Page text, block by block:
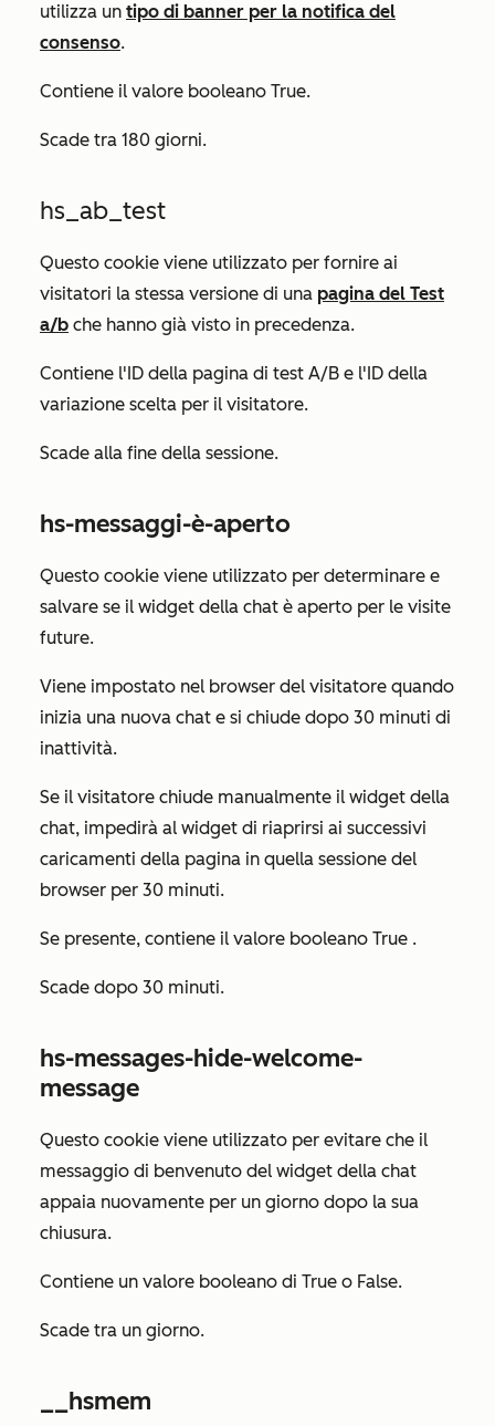
utilizza un tipo di banner per la notifica del
consenso.
Contiene il valore booleano True.
Scade tra 180 giorni.
hs_ab_test
Questo cookie viene utilizzato per fornire ai
visitatori la stessa versione di una pagina del Test
a/b che hanno già visto in precedenza.
Contiene l'ID della pagina di test A/B e l'ID della
variazione scelta per il visitatore.
Scade alla fine della sessione.
hs-messaggi-è-aperto
Questo cookie viene utilizzato per determinare e
salvare se il widget della chat è aperto per le visite
future.
Viene impostato nel browser del visitatore quando
inizia una nuova chat e si chiude dopo 30 minuti di
inattività.
Se il visitatore chiude manualmente il widget della
chat, impedirà al widget di riaprirsi ai successivi
caricamenti della pagina in quella sessione del
browser per 30 minuti.
Se presente, contiene il valore booleano True .
Scade dopo 30 minuti.
hs-messages-hide-welcome-
message
Questo cookie viene utilizzato per evitare che il
messaggio di benvenuto del widget della chat
appaia nuovamente per un giorno dopo la sua
chiusura.
Contiene un valore booleano di True o False.
Scade tra un giorno.
__hsmem